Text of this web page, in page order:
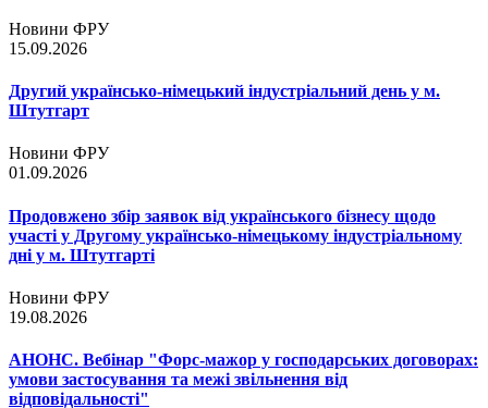
Новини ФРУ
15.09.2026
Другий українсько-німецький індустріальний день у м.
Штутгарт
Новини ФРУ
01.09.2026
Продовжено збір заявок від українського бізнесу щодо
участі у Другому українсько-німецькому індустріальному
дні у м. Штутгарті
Новини ФРУ
19.08.2026
АНОНС. Вебінар "Форс-мажор у господарських договорах:
умови застосування та межі звільнення від
відповідальності"